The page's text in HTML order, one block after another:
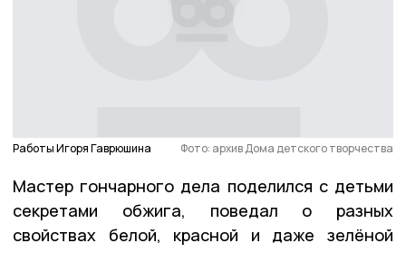
Работы Игоря Гаврюшина Фото: архив Дома детского творчества
Мастер гончарного дела поделился с детьми
секретами обжига, поведал о разных
свойствах белой, красной и даже зелёной